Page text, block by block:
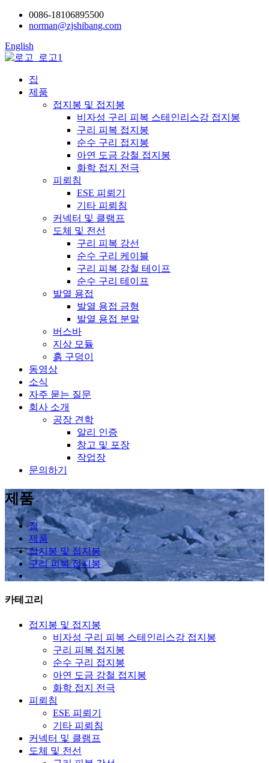
0086-18106895500
norman@zjshibang.com
English
집
제품
접지봉 및 접지봉
비자성 구리 피복 스테인리스강 접지봉
구리 피복 접지봉
순수 구리 접지봉
아연 도금 강철 접지봉
화학 접지 전극
피뢰침
ESE 피뢰기
기타 피뢰침
커넥터 및 클램프
도체 및 전선
구리 피복 강선
순수 구리 케이블
구리 피복 강철 테이프
순수 구리 테이프
발열 용접
발열 용접 금형
발열 용접 분말
버스바
지상 모듈
흙 구덩이
동영상
소식
자주 묻는 질문
회사 소개
공장 견학
알리 인증
창고 및 포장
작업장
문의하기
제품
집
제품
접지봉 및 접지봉
구리 피복 접지봉
카테고리
접지봉 및 접지봉
비자성 구리 피복 스테인리스강 접지봉
구리 피복 접지봉
순수 구리 접지봉
아연 도금 강철 접지봉
화학 접지 전극
피뢰침
ESE 피뢰기
기타 피뢰침
커넥터 및 클램프
도체 및 전선